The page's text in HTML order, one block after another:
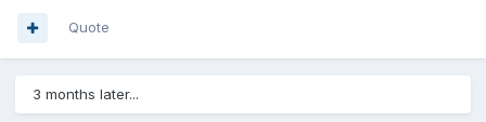
Quote
3 months later...